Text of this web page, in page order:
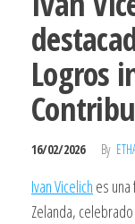
Logros
16/02/2026 By
Ivan Vicelich es
Zelanda,